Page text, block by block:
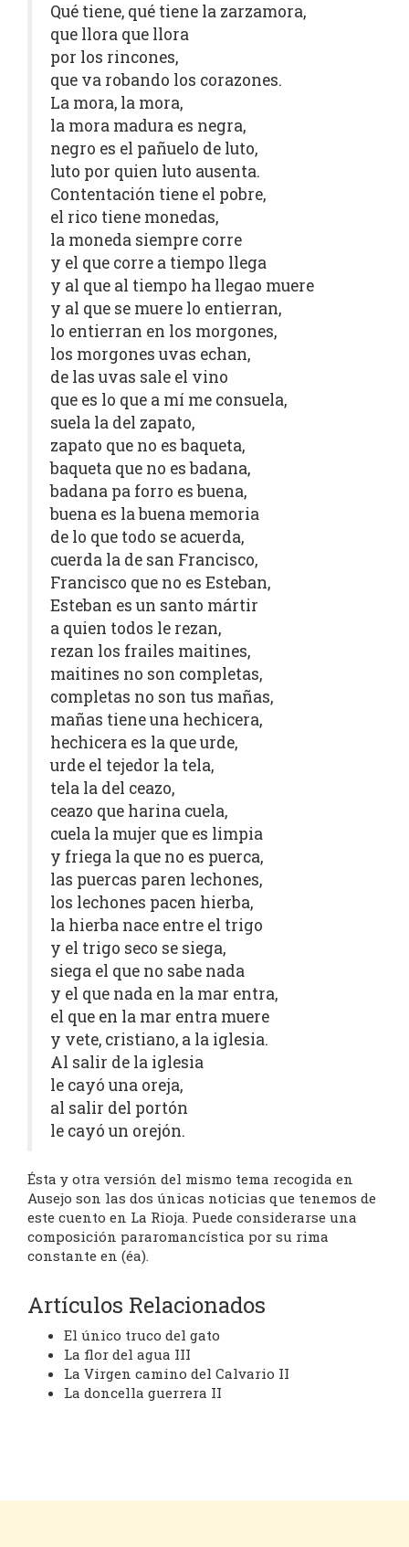
Qué tiene, qué tiene la zarzamora,
que llora que llora
por los rincones,
que va robando los corazones.
La mora, la mora,
la mora madura es negra,
negro es el pañuelo de luto,
luto por quien luto ausenta.
Contentación tiene el pobre,
el rico tiene monedas,
la moneda siempre corre
y el que corre a tiempo llega
y al que al tiempo ha llegao muere
y al que se muere lo entierran,
lo entierran en los morgones,
los morgones uvas echan,
de las uvas sale el vino
que es lo que a mí me consuela,
suela la del zapato,
zapato que no es baqueta,
baqueta que no es badana,
badana pa forro es buena,
buena es la buena memoria
de lo que todo se acuerda,
cuerda la de san Francisco,
Francisco que no es Esteban,
Esteban es un santo mártir
a quien todos le rezan,
rezan los frailes maitines,
maitines no son completas,
completas no son tus mañas,
mañas tiene una hechicera,
hechicera es la que urde,
urde el tejedor la tela,
tela la del ceazo,
ceazo que harina cuela,
cuela la mujer que es limpia
y friega la que no es puerca,
las puercas paren lechones,
los lechones pacen hierba,
la hierba nace entre el trigo
y el trigo seco se siega,
siega el que no sabe nada
y el que nada en la mar entra,
el que en la mar entra muere
y vete, cristiano, a la iglesia.
Al salir de la iglesia
le cayó una oreja,
al salir del portón
le cayó un orejón.
Ésta y otra versión del mismo tema recogida en
Ausejo son las dos únicas noticias que tenemos de
este cuento en La Rioja. Puede considerarse una
composición pararomancística por su rima
constante en (éa).
Artículos Relacionados
El único truco del gato
La flor del agua III
La Virgen camino del Calvario II
La doncella guerrera II